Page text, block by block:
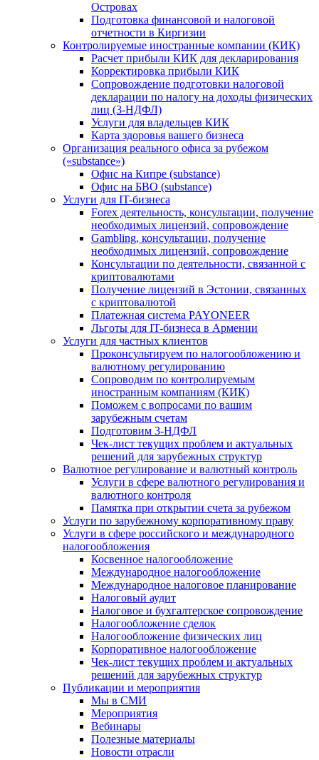
Островах
Подготовка финансовой и налоговой
отчетности в Киргизии
Контролируемые иностранные компании (КИК)
Расчет прибыли КИК для декларирования
Корректировка прибыли КИК
Сопровождение подготовки налоговой
декларации по налогу на доходы физических
лиц (3-НДФЛ)
Услуги для владельцев КИК
Карта здоровья вашего бизнеса
Организация реального офиса за рубежом
(«substance»)
Офис на Кипре (substance)
Офис на БВО (substance)
Услуги для IT-бизнеса
Forex деятельность, консультации, получение
необходимых лицензий, сопровождение
Gambling, консультации, получение
необходимых лицензий, сопровождение
Консультации по деятельности, связанной с
криптовалютами
Получение лицензий в Эстонии, связанных
с криптовалютой
Платежная система PAYONEER
Льготы для IT-бизнеса в Армении
Услуги для частных клиентов
Проконсультируем по налогообложению и
валютному регулированию
Сопроводим по контролируемым
иностранным компаниям (КИК)
Поможем с вопросами по вашим
зарубежным счетам
Подготовим 3-НДФЛ
Чек-лист текущих проблем и актуальных
решений для зарубежных структур
Валютное регулирование и валютный контроль
Услуги в сфере валютного регулирования и
валютного контроля
Памятка при открытии счета за рубежом
Услуги по зарубежному корпоративному праву
Услуги в сфере российского и международного
налогообложения
Косвенное налогообложение
Международное налогообложение
Международное налоговое планирование
Налоговый аудит
Налоговое и бухгалтерское сопровождение
Налогообложение сделок
Налогообложение физических лиц
Корпоративное налогообложение
Чек-лист текущих проблем и актуальных
решений для зарубежных структур
Публикации и мероприятия
Мы в СМИ
Мероприятия
Вебинары
Полезные материалы
Новости отрасли